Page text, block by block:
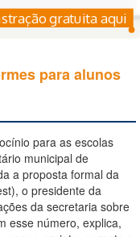
gratuita aqui
para alunos
para as escolas
municipal de
a proposta formal da
o presidente da
da secretaria sobre
esse número, explica,